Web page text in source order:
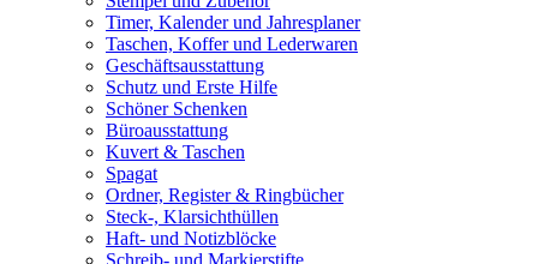
Timer, Kalender und Jahresplaner
Taschen, Koffer und Lederwaren
Geschäftsausstattung
Schutz und Erste Hilfe
Schöner Schenken
Büroausstattung
Kuvert & Taschen
Spagat
Ordner, Register & Ringbücher
Steck-, Klarsichthüllen
Haft- und Notizblöcke